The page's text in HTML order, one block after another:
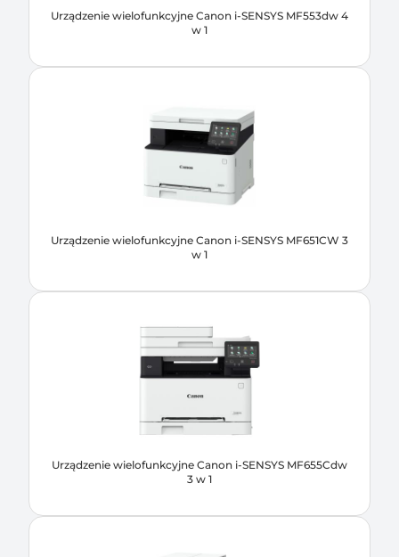
Urządzenie wielofunkcyjne Canon i-SENSYS MF553dw 4
w 1
Urządzenie wielofunkcyjne Canon i-SENSYS MF651CW 3
w 1
Urządzenie wielofunkcyjne Canon i-SENSYS MF655Cdw
3 w 1